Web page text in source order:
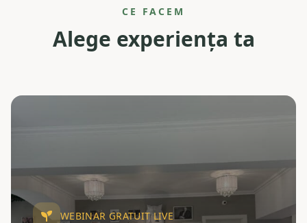
CE FACEM
Alege experiența ta
WEBINAR GRATUIT LIVE